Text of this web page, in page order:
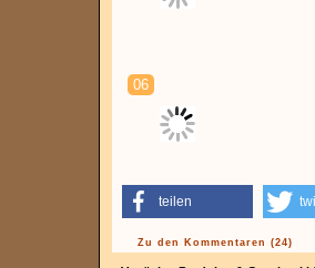
06
teilen
Zu den Kommentaren (24)